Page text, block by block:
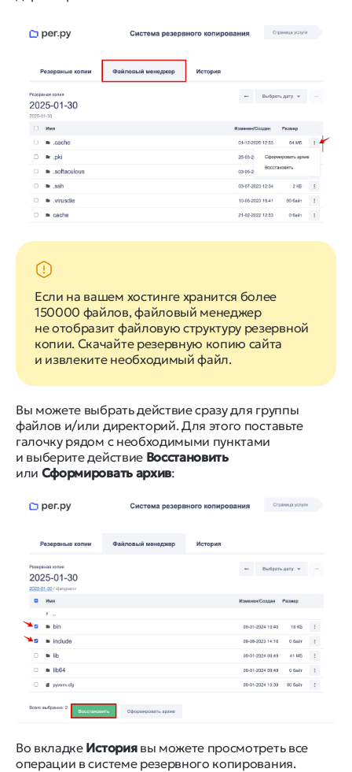
Если на вашем хостинге хранится более
150000 файлов, файловый менеджер
не отобразит файловую структуру резервной
копии. Скачайте резервную копию сайта
и извлеките необходимый файл.
Вы можете выбрать действие сразу для группы
файлов и/или директорий. Для этого поставьте
галочку рядом с необходимыми пунктами
и выберите действие Восстановить
или Сформировать архив:
Во вкладке Историявы можете просмотреть все
операции в системе резервного копирования.